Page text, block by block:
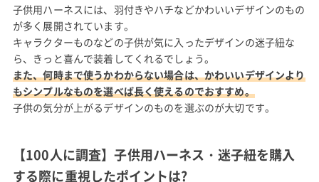
子供用ハーネスには、羽付きやハチなどかわいいデザインのもの
が多く展開されています。
キャラクターものなどの子供が気に入ったデザインの迷子紐な
ら、きっと喜んで装着してくれるでしょう。
また、何時まで使うかわからない場合は、かわいいデザインより
もシンプルなものを選べば長く使えるのでおすすめ。
子供の気分が上がるデザインのものを選ぶのが大切です。
【100人に調査】子供用ハーネス・迷子紐を購入
する際に重視したポイントは?